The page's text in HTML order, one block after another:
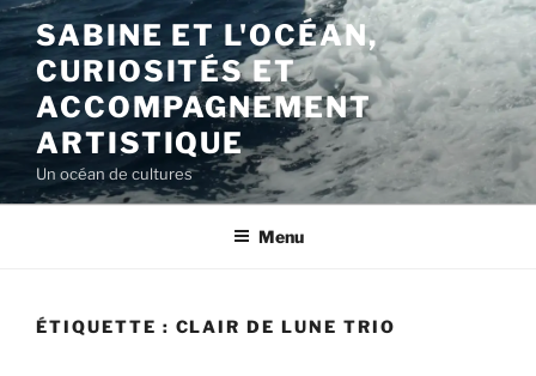
Aller
au
contenu
principal
SABINE ET L'OCÉAN,
CURIOSITÉS ET
ACCOMPAGNEMENT
ARTISTIQUE
Un océan de cultures
Menu
ÉTIQUETTE : CLAIR DE LUNE TRIO